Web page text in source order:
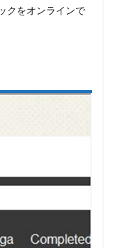
クをオンラインで